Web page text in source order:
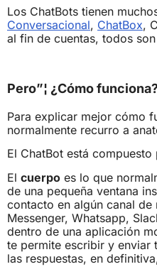
Los ChatBots tienen
Conversacional, ChatBox,
al fin de cuentas, todos
Pero”¦ ¿Cómo
Para explicar mejor cómo
normalmente recurro a
El ChatBot está
El cuerpo es lo que
de una pequeña ventana
contacto en algún canal
Messenger, Whatsapp,
dentro de una aplicación
te permite escribir y enviar
las respuestas, en